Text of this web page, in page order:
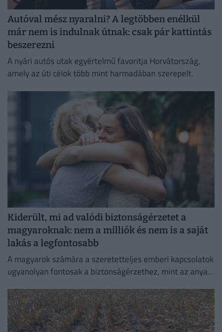
Autóval mész nyaralni? A legtöbben enélkül
már nem is indulnak útnak: csak pár kattintás
beszerezni
A nyári autós utak egyértelmű favoritja Horvátország,
amely az úti célok több mint harmadában szerepelt.
Kiderült, mi ad valódi biztonságérzetet a
magyaroknak: nem a milliók és nem is a saját
lakás a legfontosabb
A magyarok számára a szeretetteljes emberi kapcsolatok
ugyanolyan fontosak a biztonságérzethez, mint az anyagi